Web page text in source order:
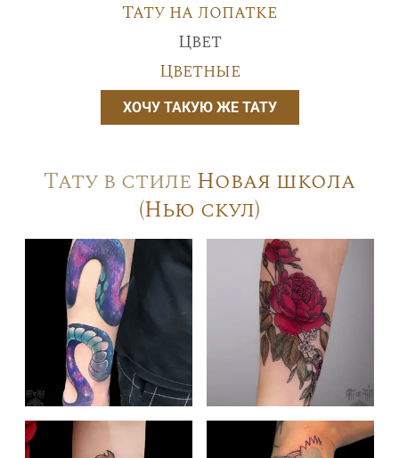
Тату на лопатке
Цвет
Цветные
ХОЧУ ТАКУЮ ЖЕ ТАТУ
Тату в стиле Новая школа
(Нью скул)